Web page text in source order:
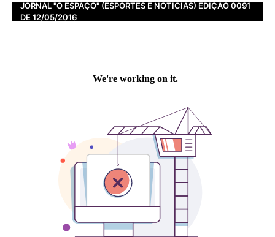
JORNAL "O ESPAÇO" (ESPORTES E NOTÍCIAS) EDIÇÃO 0091
DE 12/05/2016